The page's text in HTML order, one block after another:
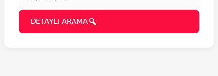
DETAYLI ARAMA